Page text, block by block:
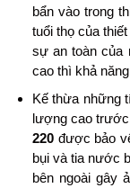
bẩn vào trong
tuổi thọ của
sự an toàn của
cao thì khả
Kế thừa những
lượng cao
220được bảo
bụi và tia nước
bên ngoài gây